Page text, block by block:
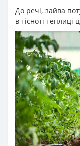
До речі, зайва
в тісноті теплиці